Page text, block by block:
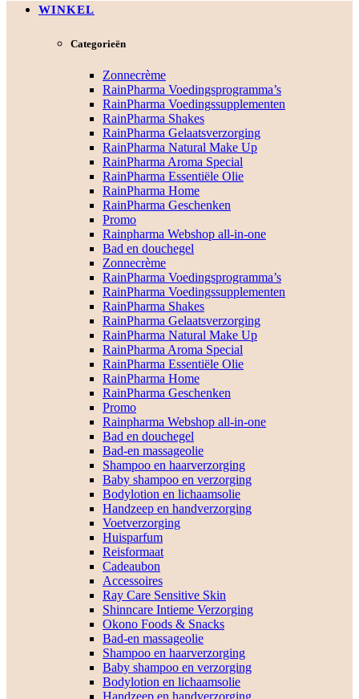
WINKEL
Categorieën
Zonnecrème
RainPharma Voedingsprogramma’s
RainPharma Voedingssupplementen
RainPharma Shakes
RainPharma Gelaatsverzorging
RainPharma Natural Make Up
RainPharma Aroma Special
RainPharma Essentiële Olie
RainPharma Home
RainPharma Geschenken
Promo
Rainpharma Webshop all-in-one
Bad en douchegel
Zonnecrème
RainPharma Voedingsprogramma’s
RainPharma Voedingssupplementen
RainPharma Shakes
RainPharma Gelaatsverzorging
RainPharma Natural Make Up
RainPharma Aroma Special
RainPharma Essentiële Olie
RainPharma Home
RainPharma Geschenken
Promo
Rainpharma Webshop all-in-one
Bad en douchegel
Bad-en massageolie
Shampoo en haarverzorging
Baby shampoo en verzorging
Bodylotion en lichaamsolie
Handzeep en handverzorging
Voetverzorging
Huisparfum
Reisformaat
Cadeaubon
Accessoires
Ray Care Sensitive Skin
Shinncare Intieme Verzorging
Okono Foods & Snacks
Bad-en massageolie
Shampoo en haarverzorging
Baby shampoo en verzorging
Bodylotion en lichaamsolie
Handzeep en handverzorging